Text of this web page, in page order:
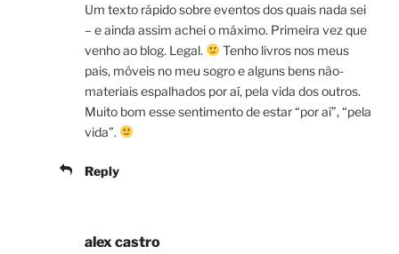
Um texto rápido sobre eventos dos quais nada sei
– e ainda assim achei o máximo. Primeira vez que
venho ao blog. Legal.
Tenho livros nos meus
pais, móveis no meu sogro e alguns bens não-
materiais espalhados por aí, pela vida dos outros.
Muito bom esse sentimento de estar “por aí”, “pela
vida”.
Reply
alex castro